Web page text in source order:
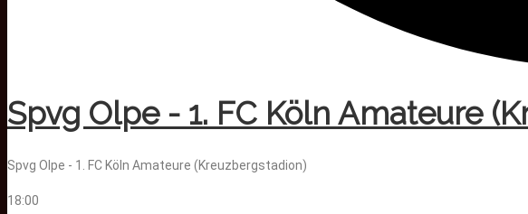
Spvg Olpe - 1. FC Köln Amateure
Spvg Olpe - 1. FC Köln Amateure (Kreuzbergstadion)
18:00